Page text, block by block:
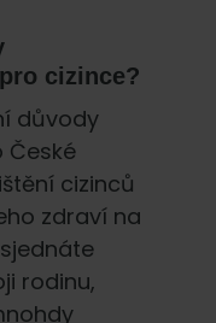
cizince?
důvody
České
cizinců
zdraví na
rodinu,